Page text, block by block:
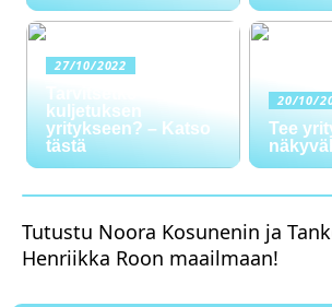
27/10/2022
Tarvitsetko
kuljetuksen
yritykseen? – Katso
tästä
20/10/
Tee
Tutustu Noora Kosunenin ja
Henriikka Roon maailmaan!